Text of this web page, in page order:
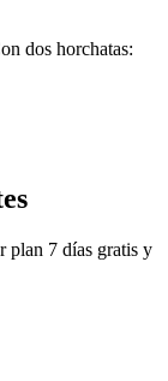
dos horchatas:
plan 7 días gratis y